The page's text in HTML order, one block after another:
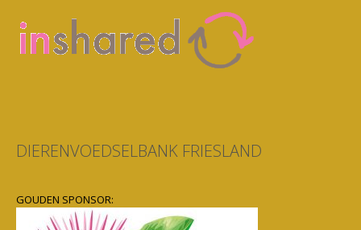
DIERENVOEDSELBANK FRIESLAND
GOUDEN SPONSOR: